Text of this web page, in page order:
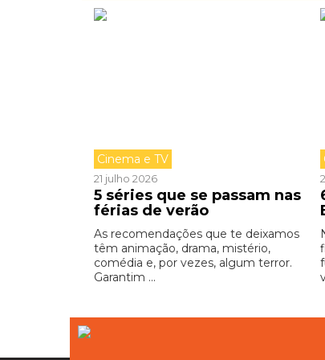
Cinema e TV
21 julho 2026
5 séries que se passam nas
férias de verão
As recomendações que te deixamos
têm animação, drama, mistério,
comédia e, por vezes, algum terror.
Garantim ...